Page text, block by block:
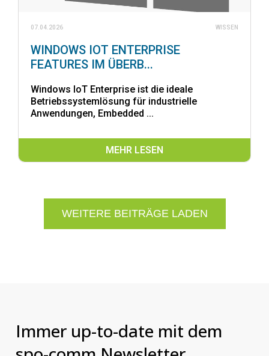
07.04.2026 WISSEN
WINDOWS IOT ENTERPRISE
FEATURES IM ÜBERB...
Windows IoT Enterprise ist die ideale
Betriebssystemlösung für industrielle
Anwendungen, Embedded ...
MEHR LESEN
WEITERE BEITRÄGE LADEN
Immer up-to-date mit dem